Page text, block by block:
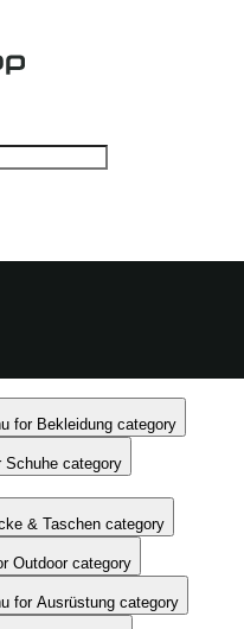
for Bekleidung category
Schuhe category
& Taschen category
Outdoor category
for Ausrüstung category